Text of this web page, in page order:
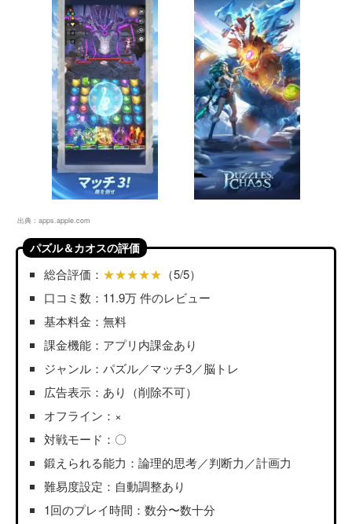
出典： apps.apple.com
パズル＆カオスの評価
総合評価： ★★★★★ （5/5）
口コミ数：11.9万 件のレビュー
基本料金：無料
課金機能：アプリ内課金あり
ジャンル：パズル／マッチ3／脳トレ
広告表示：あり（削除不可）
オフライン：×
対戦モード：〇
鍛えられる能力：論理的思考／判断力／計画力
難易度設定：自動調整あり
1回のプレイ時間：数分〜数十分